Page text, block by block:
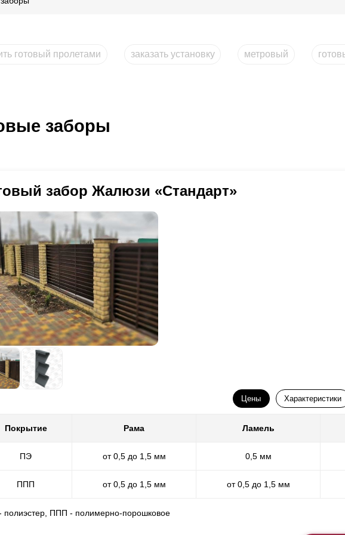
готовый пролетами заказать установку метровый
заборы
забор Жалюзи «Стандарт»
Цены Характеристики
Покрытие Рама Ламель
ПЭ от 0,5 до 1,5 мм 0,5 мм
ППП от 0,5 до 1,5 мм от 0,5 до 1,5 мм
полиэстер, ППП - полимерно-порошковое